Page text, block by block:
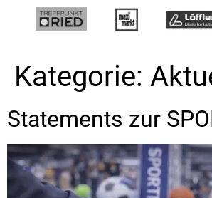
Kategorie:
Statements zur